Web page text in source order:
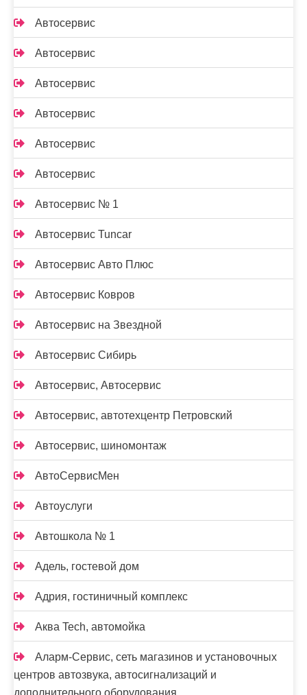
Автосервис
Автосервис
Автосервис
Автосервис
Автосервис
Автосервис
Автосервис № 1
Автосервис Tuncar
Автосервис Авто Плюс
Автосервис Ковров
Автосервис на Звездной
Автосервис Сибирь
Автосервис, Автосервис
Автосервис, автотехцентр Петровский
Автосервис, шиномонтаж
АвтоСервисМен
Автоуслуги
Автошкола № 1
Адель, гостевой дом
Адрия, гостиничный комплекс
Аква Tech, автомойка
Аларм-Сервис, сеть магазинов и установочных
центров автозвука, автосигнализаций и